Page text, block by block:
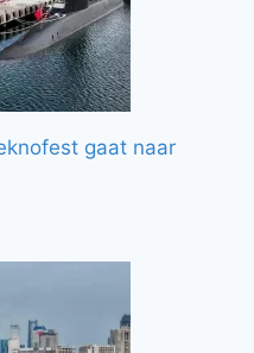
gaat naar